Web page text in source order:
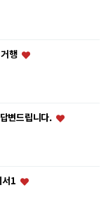
행
변드립니다.
1